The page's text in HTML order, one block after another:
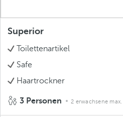
Superior
Toilettenartikel
Safe
Haartrockner
3 Personen 2 erwachsene max.